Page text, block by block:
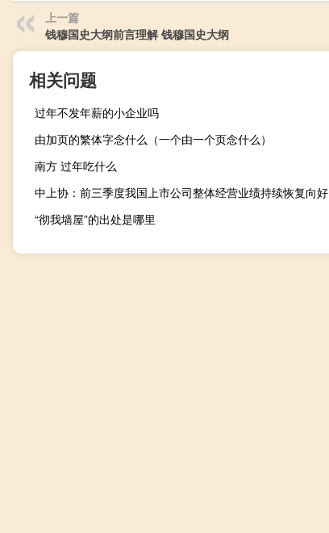
上一篇
钱穆国史大纲前言理解 钱穆国史大纲
相关问题
过年不发年薪的小企业吗
由加页的繁体字念什么（一个由一个页念什么）
南方 过年吃什么
中上协：前三季度我国上市公司整体经营业绩持续恢复向好
“彻我墙屋”的出处是哪里